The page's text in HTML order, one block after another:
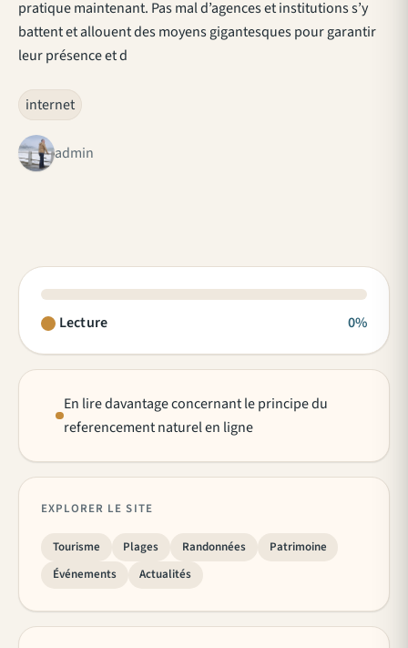
pratique maintenant. Pas mal d’agences et institutions s’y
battent et allouent des moyens gigantesques pour garantir
leur présence et d
internet
admin
Lecture 0%
En lire davantage concernant le principe du
referencement naturel en ligne
EXPLORER LE SITE
Tourisme Plages Randonnées
Patrimoine
Événements
Actualités